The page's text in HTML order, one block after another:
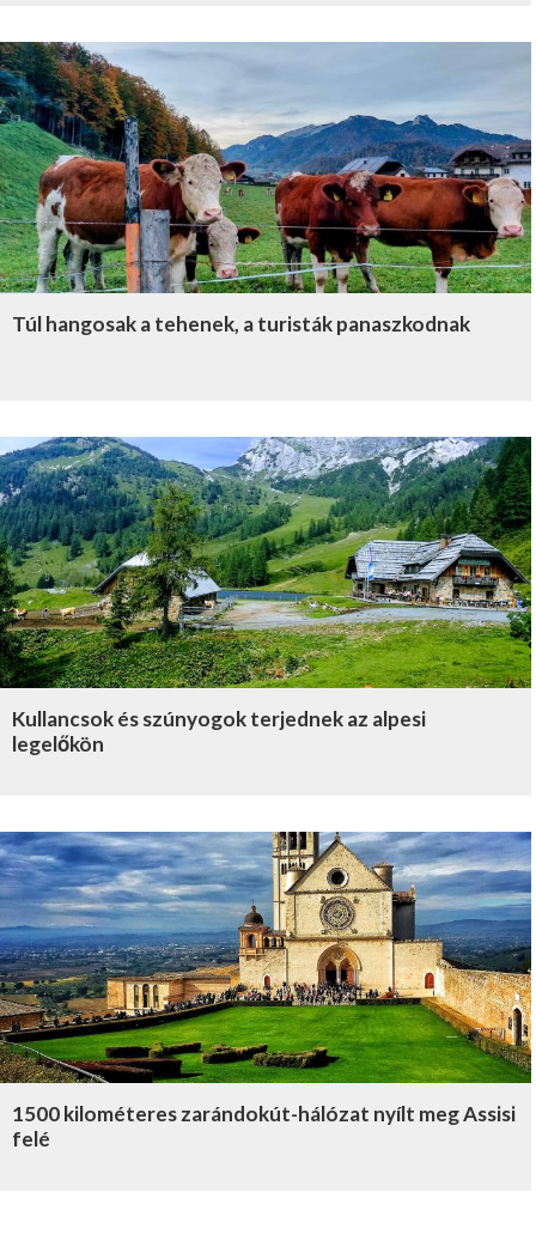
Túl hangosak a tehenek, a turisták panaszkodnak
Kullancsok és szúnyogok terjednek az alpesi
legelőkön
1500 kilométeres zarándokút-hálózat nyílt meg Assisi
felé